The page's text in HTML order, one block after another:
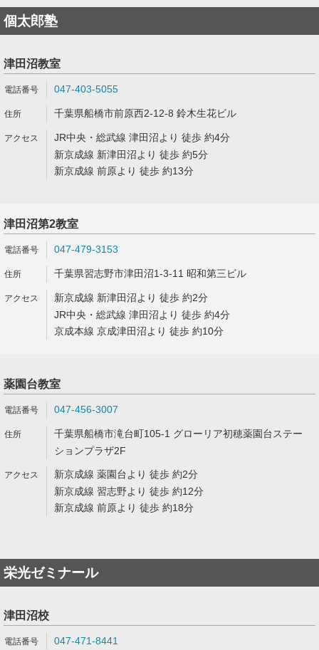
個太郎塾
津田沼教室
047-403-5055
千葉県船橋市前原西2-12-8 鈴木生花ビル
JR中央・総武線 津田沼より 徒歩 約4分
新京成線 新津田沼より 徒歩 約5分
新京成線 前原より 徒歩 約13分
津田沼第2教室
047-479-3153
千葉県習志野市津田沼1-3-11 昭和第三ビル
新京成線 新津田沼より 徒歩 約2分
JR中央・総武線 津田沼より 徒歩 約4分
京成本線 京成津田沼より 徒歩 約10分
薬園台教室
047-456-3007
千葉県船橋市滝台町105-1 グローリア初穂薬園台ステー
ションプラザ2F
新京成線 薬園台より 徒歩 約2分
新京成線 習志野より 徒歩 約12分
新京成線 前原より 徒歩 約18分
栄光ゼミナール
津田沼校
047-471-8441